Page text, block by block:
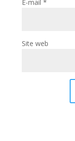
E-mail *
Site web